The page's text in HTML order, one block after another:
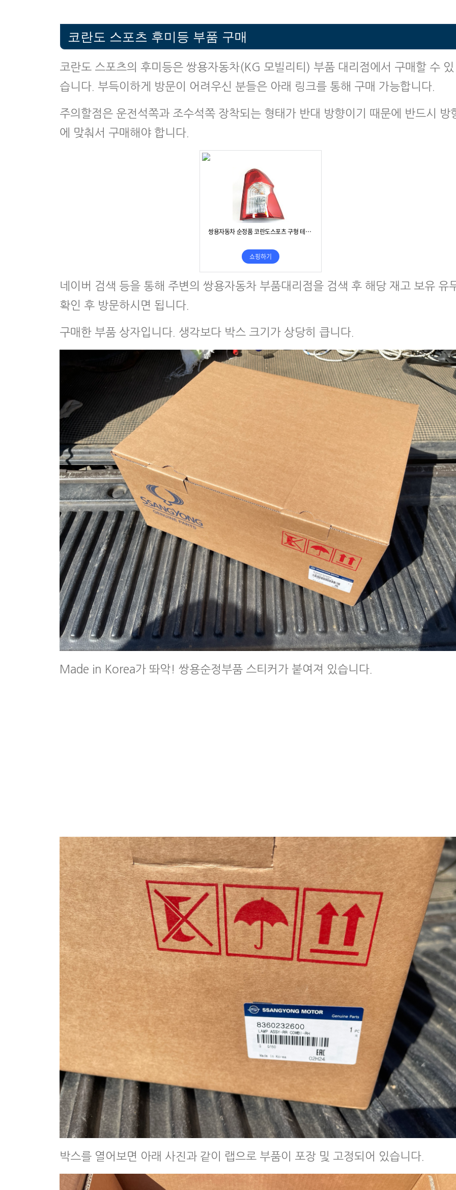
코란도 스포츠 후미등 부품 구매
코란도 스포츠의 후미등은 쌍용자동차(KG 모빌리티) 부품 대리점에서 구매할 수 있
습니다. 부득이하게 방문이 어려우신 분들은 아래 링크를 통해 구매 가능합니다.
주의할점은 운전석쪽과 조수석쪽 장착되는 형태가 반대 방향이기 때문에 반드시 방
에 맞춰서 구매해야 합니다.
네이버 검색 등을 통해 주변의 쌍용자동차 부품대리점을 검색 후 해당 재고 보유 유
확인 후 방문하시면 됩니다.
구매한 부품 상자입니다. 생각보다 박스 크기가 상당히 큽니다.
Made in Korea가 똬악! 쌍용순정부품 스티커가 붙여져 있습니다.
박스를 열어보면 아래 사진과 같이 랩으로 부품이 포장 및 고정되어 있습니다.